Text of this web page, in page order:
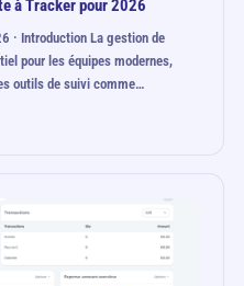
à Tracker pour 2026
· Introduction La gestion de
pour les équipes modernes,
outils de suivi comme…